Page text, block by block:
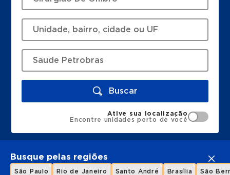
Buscar
Ative sua localização
Encontre unidades perto de você
Busque pelas regiões
São Paulo Rio de Janeiro Santo André Brasília São